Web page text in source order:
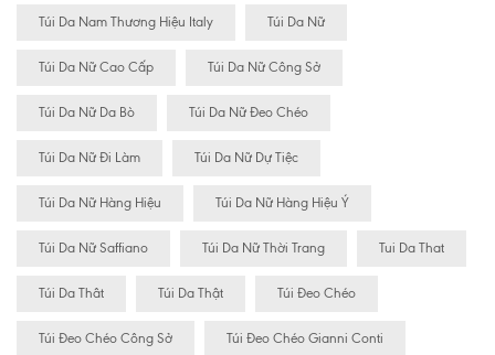
Túi Da Nam Thương Hiệu Italy Túi Da Nữ
Túi Da Nữ Cao Cấp Túi Da Nữ Công Sở
Túi Da Nữ Da Bò Túi Da Nữ Đeo Chéo
Túi Da Nữ Đi Làm Túi Da Nữ Dự Tiệc
Túi Da Nữ Hàng Hiệu Túi Da Nữ Hàng Hiệu Ý
Túi Da Nữ Saffiano Túi Da Nữ Thời Trang Tui Da That
Túi Da Thât Túi Da Thật Túi Đeo Chéo
Túi Đeo Chéo Công Sở Túi Đeo Chéo Gianni Conti